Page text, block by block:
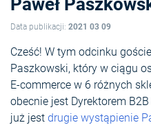
Paweł
Data publikacji: 2021 03 09
Cześć! W tym odcinku
Paszkowski, który w ciągu
E-commerce w 6 różnych
obecnie jest Dyrektorem
już jest drugie wystąpienie